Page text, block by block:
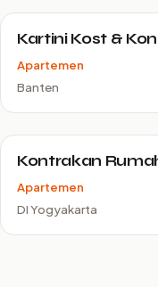
Kartini Kost &
Apartemen
Banten
Kontrakan
Apartemen
DI Yogyakarta